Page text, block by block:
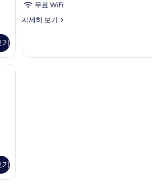
기
무료 WiFi
자세히 보기
객
히
내 금고, 책상
기